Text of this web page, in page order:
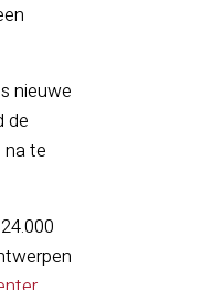
nieuwe
de
te